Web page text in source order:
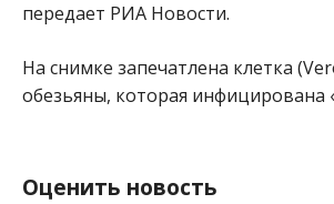
передает РИА Новости.
На снимке запечатлена клетка
обезьяны, которая инфицирована
Оценить новость